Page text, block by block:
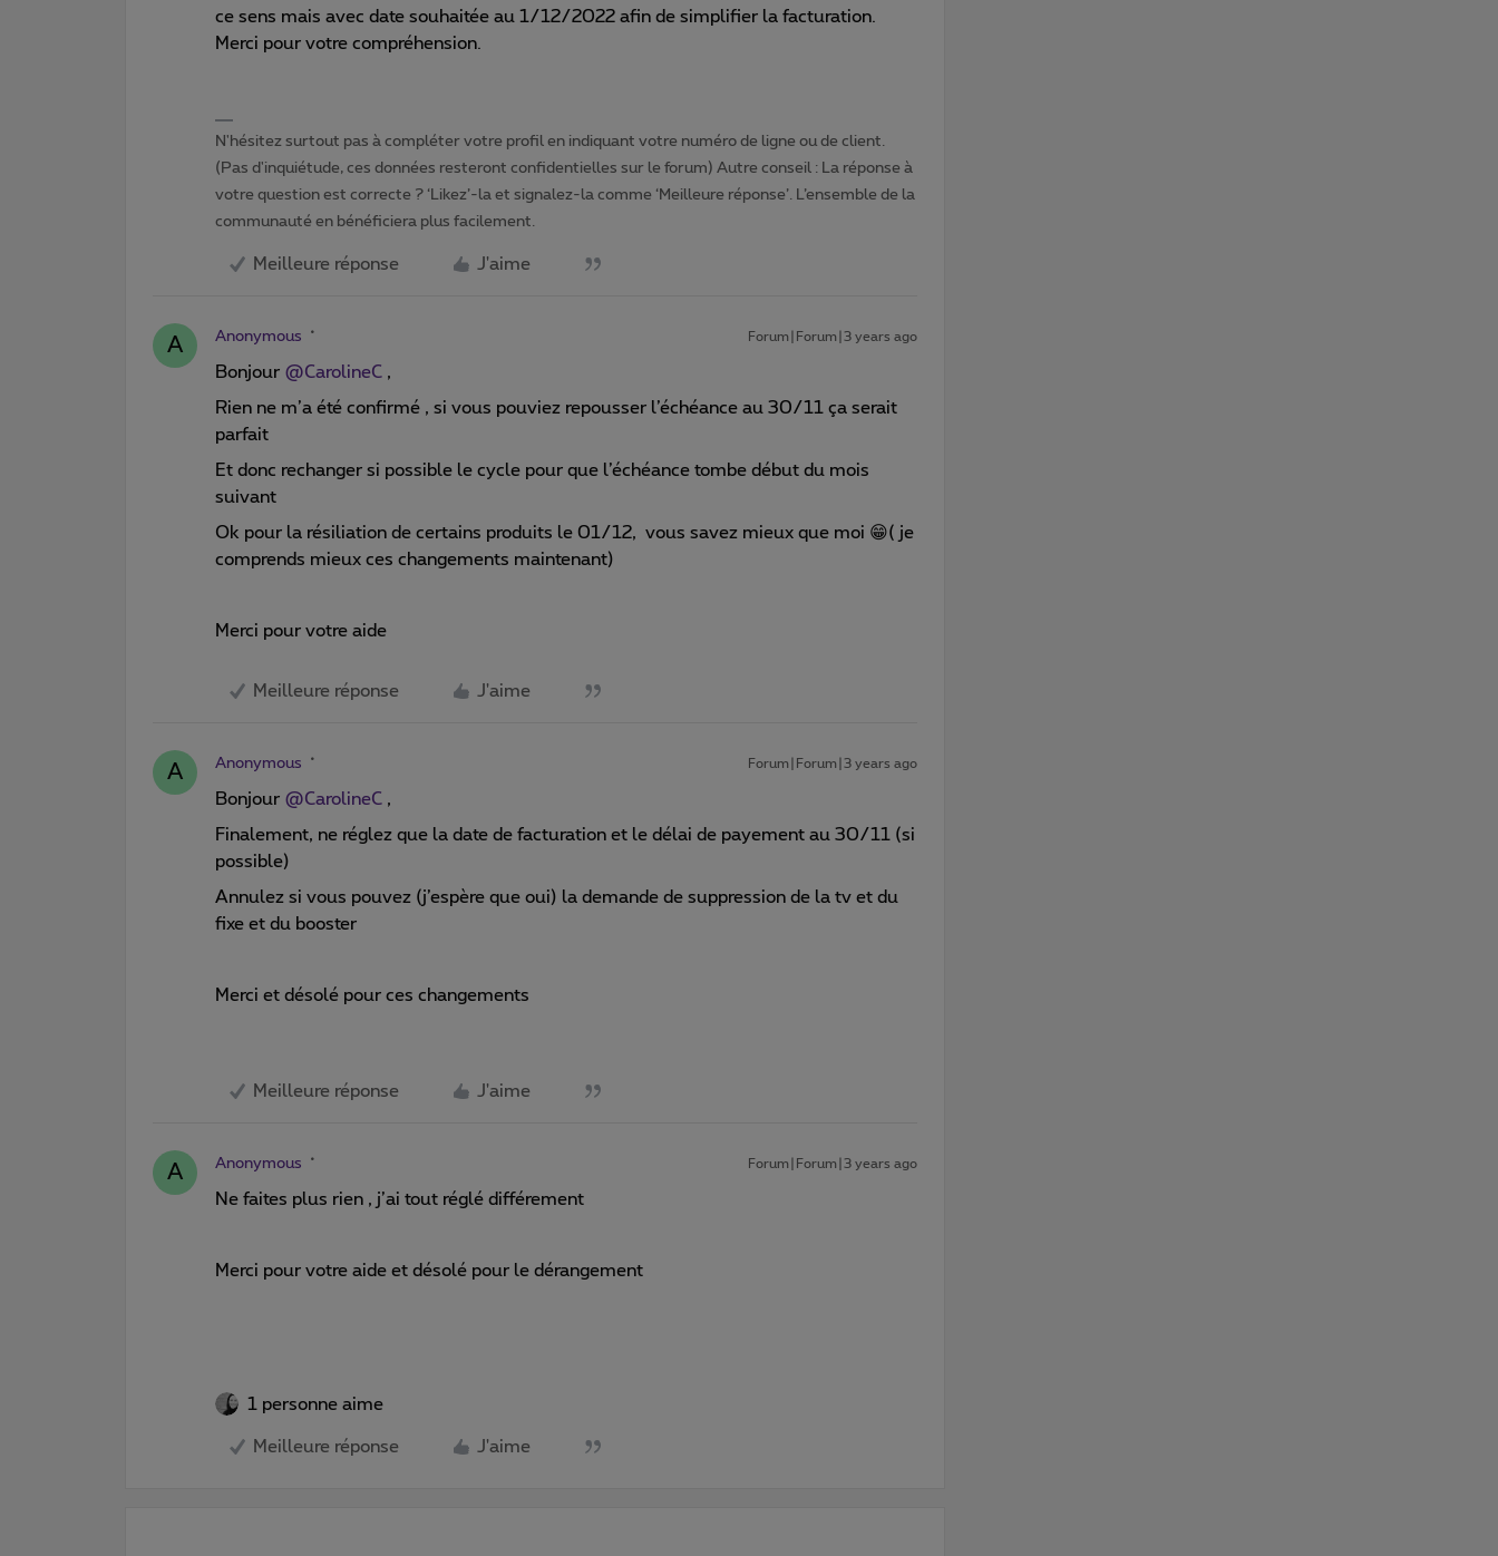
ce sens mais avec date souhaitée au 1/12/2022 afin de simplifier la facturation.
Merci pour votre compréhension.
N'hésitez surtout pas à compléter votre profil en indiquant votre numéro de ligne ou de client.
(Pas d'inquiétude, ces données resteront confidentielles sur le forum) Autre conseil : La réponse à
votre question est correcte ? ‘Likez’-la et signalez-la comme ‘Meilleure réponse’. L’ensemble de la
communauté en bénéficiera plus facilement.
Meilleure réponse J'aime
A Anonymous Forum|Forum|3 years ago
Bonjour @CarolineC ,
Rien ne m’a été confirmé , si vous pouviez repousser l’échéance au 30/11 ça serait
parfait
Et donc rechanger si possible le cycle pour que l’échéance tombe début du mois
suivant
Ok pour la résiliation de certains produits le 01/12, vous savez mieux que moi 😁( je
comprends mieux ces changements maintenant)
Merci pour votre aide
Meilleure réponse J'aime
A Anonymous Forum|Forum|3 years ago
Bonjour @CarolineC ,
Finalement, ne réglez que la date de facturation et le délai de payement au 30/11 (si
possible)
Annulez si vous pouvez (j’espère que oui) la demande de suppression de la tv et du
fixe et du booster
Merci et désolé pour ces changements
Meilleure réponse J'aime
A Anonymous Forum|Forum|3 years ago
Ne faites plus rien , j’ai tout réglé différement
Merci pour votre aide et désolé pour le dérangement
1 personne aime
Meilleure réponse J'aime